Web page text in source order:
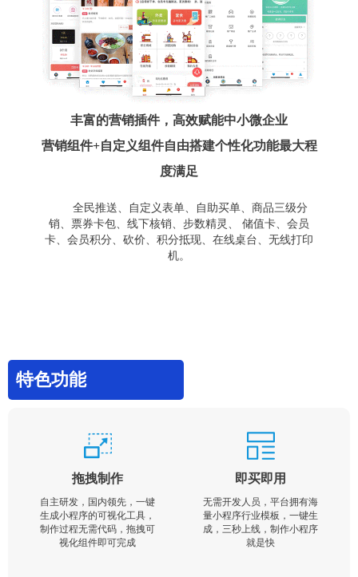
丰富的营销插件，高效赋能中小微企业
营销组件+自定义组件自由搭建个性化功能最大程
度满足
全民推送、自定义表单、自助买单、商品三级分
销、票券卡包、线下核销、步数精灵、 储值卡、会员
卡、会员积分、砍价、积分抵现、在线桌台、无线打印
机。
特色功能
拖拽制作
自主研发，国内领先，一键
生成小程序的可视化工具，
制作过程无需代码，拖拽可
视化组件即可完成
即买即用
无需开发人员，平台拥有海
量小程序行业模板，一键生
成，三秒上线，制作小程序
就是快